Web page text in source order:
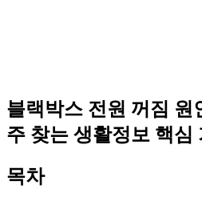
블랙박스 전원 꺼짐 원
주 찾는 생활정보 핵심
목차